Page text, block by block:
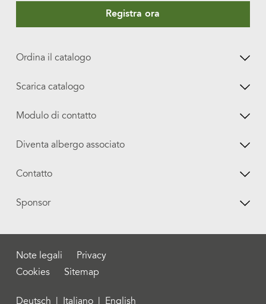
Registra ora
Ordina il catalogo
Scarica catalogo
Modulo di contatto
Diventa albergo associato
Contatto
Sponsor
Deutsch Italiano| English
Note legali
Privacy
Cookies
Sitemap